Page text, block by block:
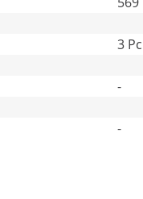
3 Pc
-
-